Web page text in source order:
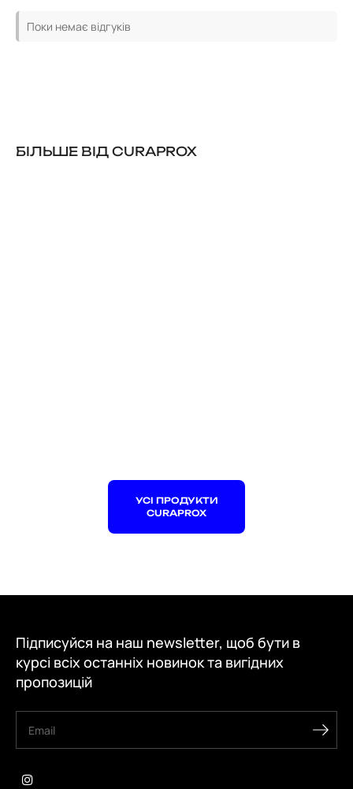
Поки немає відгуків
БІЛЬШЕ ВІД CURAPROX
УСІ ПРОДУКТИ
CURAPROX
Підписуйся на наш newsletter, щоб бути в
курсі всіх останніх новинок та вигідних
пропозицій